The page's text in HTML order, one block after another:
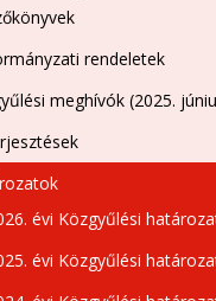
rendeletek
meghívók (2025.
évi Közgyűlési
évi Közgyűlési